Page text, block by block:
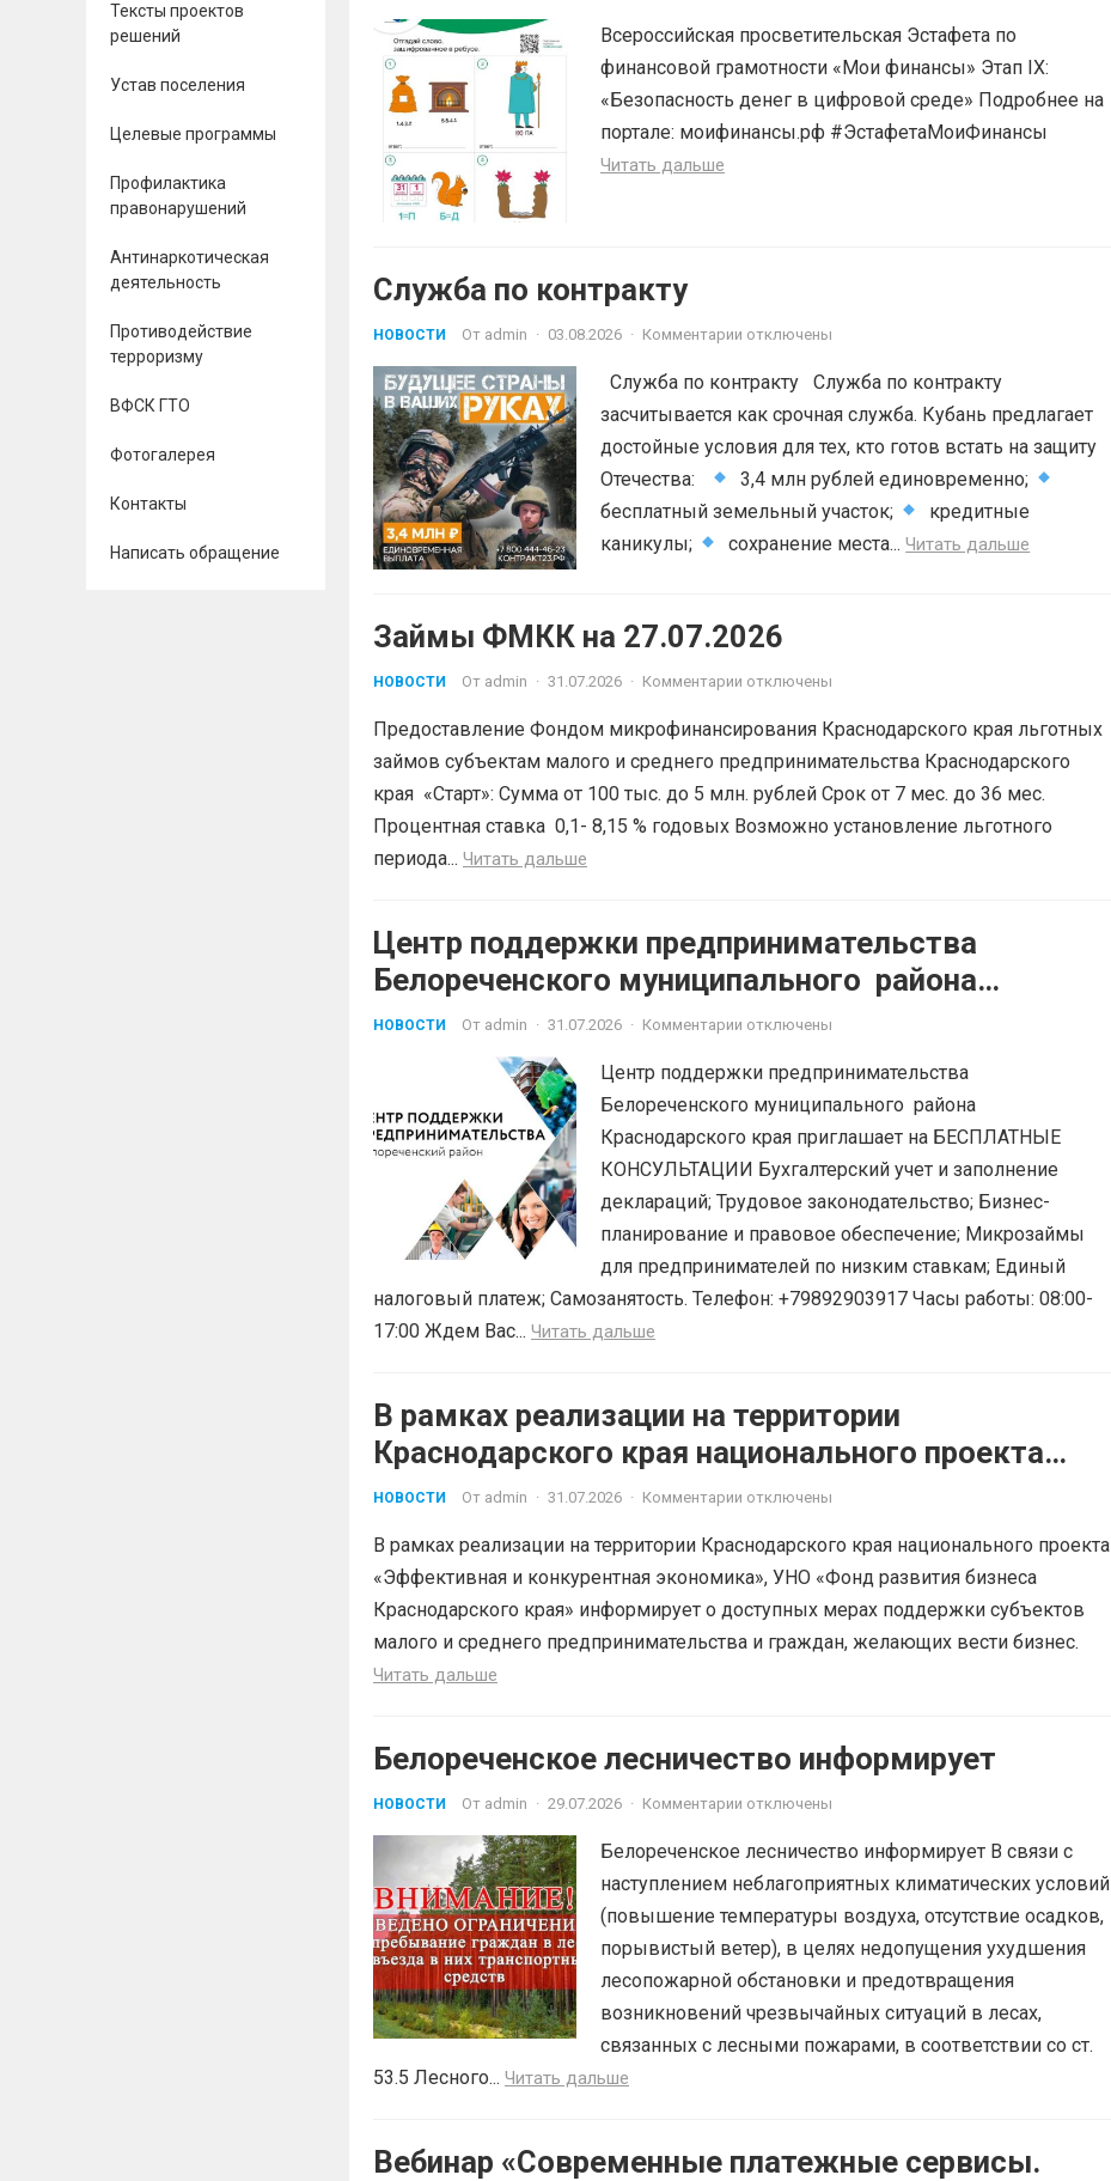
Тексты проектов
решений
Устав поселения
Целевые программы
Профилактика
правонарушений
Антинаркотическая
деятельность
Противодействие
терроризму
ВФСК ГТО
Фотогалерея
Контакты
Написать обращение
Всероссийская просветительская Эстафета по
финансовой грамотности «Мои финансы» Этап IX:
«Безопасность денег в цифровой среде» Подробнее на
портале: моифинансы.рф #ЭстафетаМоиФинансы
Читать дальше
Служба по контракту
НОВОСТИ От admin · 03.08.2026 · Комментарии отключены
Служба по контракту Служба по контракту
засчитывается как срочная служба. Кубань предлагает
достойные условия для тех, кто готов встать на защиту
Отечества:
3,4 млн рублей единовременно;
бесплатный земельный участок;
кредитные
каникулы;
сохранение места...Читать дальше
Займы ФМКК на 27.07.2026
НОВОСТИ От admin · 31.07.2026 · Комментарии отключены
Предоставление Фондом микрофинансирования Краснодарского края льготных
займов субъектам малого и среднего предпринимательства Краснодарского
края «Старт»: Сумма от 100 тыс. до 5 млн. рублей Срок от 7 мес. до 36 мес.
Процентная ставка 0,1- 8,15 % годовых Возможно установление льготного
периода... Читать дальше
Центр поддержки предпринимательства
Белореченского муниципального района
Краснодарского края приглашает на
БЕСПЛАТНЫЕ КОНСУЛЬТАЦИИ
НОВОСТИ От admin · 31.07.2026 · Комментарии отключены
Центр поддержки предпринимательства
Белореченского муниципального района
Краснодарского края приглашает на БЕСПЛАТНЫЕ
КОНСУЛЬТАЦИИ Бухгалтерский учет и заполнение
деклараций; Трудовое законодательство; Бизнес-
планирование и правовое обеспечение; Микрозаймы
для предпринимателей по низким ставкам; Единый
налоговый платеж; Самозанятость. Телефон: +79892903917 Часы работы: 08:00-
17:00 Ждем Вас... Читать дальше
В рамках реализации на территории
Краснодарского края национального проекта
«Эффективная и конкурентная экономика»
НОВОСТИ От admin · 31.07.2026 · Комментарии отключены
В рамках реализации на территории Краснодарского края национального проекта
«Эффективная и конкурентная экономика», УНО «Фонд развития бизнеса
Краснодарского края» информирует о доступных мерах поддержки субъектов
малого и среднего предпринимательства и граждан, желающих вести бизнес.
Читать дальше
Белореченское лесничество информирует
НОВОСТИ От admin · 29.07.2026 · Комментарии отключены
Белореченское лесничество информирует В связи с
наступлением неблагоприятных климатических условий
(повышение температуры воздуха, отсутствие осадков,
порывистый ветер), в целях недопущения ухудшения
лесопожарной обстановки и предотвращения
возникновений чрезвычайных ситуаций в лесах,
связанных с лесными пожарами, в соответствии со ст.
53.5 Лесного... Читать дальше
Вебинар «Современные платежные сервисы.